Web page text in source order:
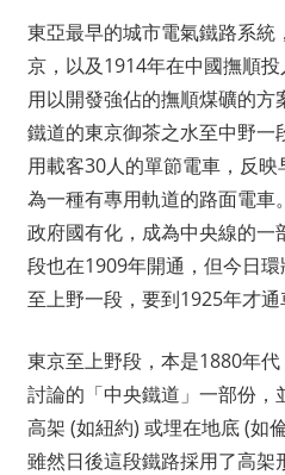
東亞最早的城市電氣鐵路系統
京，以及1914年在中國撫順
用以開發強佔的撫順煤礦的
鐵道的東京御茶之水至中野一
用載客30人的單節電車，反
為一種有專用軌道的路面電車
政府國有化，成為中央線的一
段也在1909年開通，但今日
至上野一段，要到1925年才通
東京至上野段，本是1880年代
討論的「中央鐵道」一部份，
高架 (如紐約) 或埋在地底 (如
雖然日後這段鐵路採用了高架